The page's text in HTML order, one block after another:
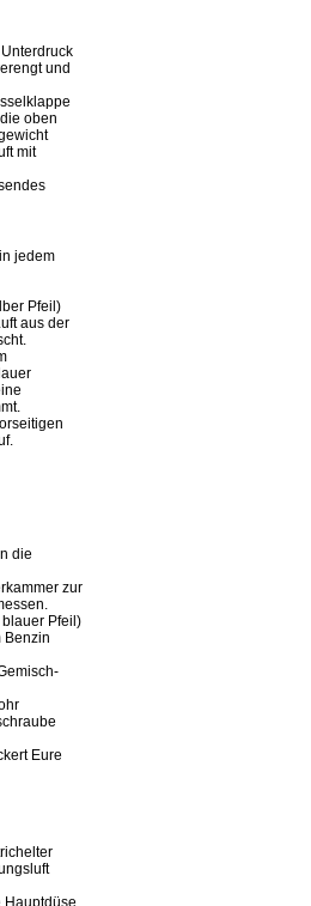
und
oben
mit
jedem
Pfeil)
aus der
die
zur
Pfeil)
Benzin
Eure